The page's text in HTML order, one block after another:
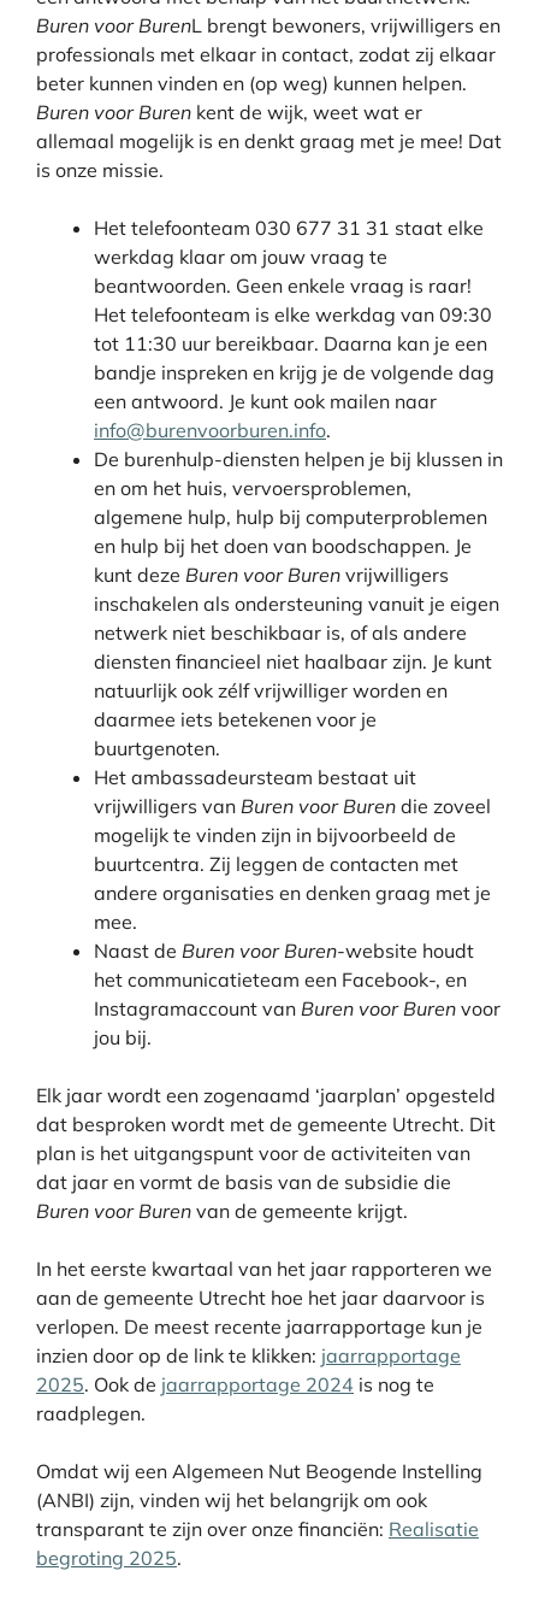
Buren voor BurenL brengt bewoners, vrijwilligers en
professionals met elkaar in contact, zodat zij elkaar
beter kunnen vinden en (op weg) kunnen helpen.
Buren voor Buren kent de wijk, weet wat er
allemaal mogelijk is en denkt graag met je mee! Dat
is onze missie.
Het telefoonteam 030 677 31 31 staat elke
werkdag klaar om jouw vraag te
beantwoorden. Geen enkele vraag is raar!
Het telefoonteam is elke werkdag van 09:30
tot 11:30 uur bereikbaar. Daarna kan je een
bandje inspreken en krijg je de volgende dag
een antwoord. Je kunt ook mailen naar
info@burenvoorburen.info.
De burenhulp-diensten helpen je bij klussen in
en om het huis, vervoersproblemen,
algemene hulp, hulp bij computerproblemen
en hulp bij het doen van boodschappen. Je
kunt deze Buren voor Buren vrijwilligers
inschakelen als ondersteuning vanuit je eigen
netwerk niet beschikbaar is, of als andere
diensten financieel niet haalbaar zijn. Je kunt
natuurlijk ook zélf vrijwilliger worden en
daarmee iets betekenen voor je
buurtgenoten.
Het ambassadeursteam bestaat uit
vrijwilligers van Buren voor Buren die zoveel
mogelijk te vinden zijn in bijvoorbeeld de
buurtcentra. Zij leggen de contacten met
andere organisaties en denken graag met je
mee.
Naast de Buren voor Buren-website houdt
het communicatieteam een Facebook-, en
Instagramaccount van Buren voor Buren voor
jou bij.
Elk jaar wordt een zogenaamd ‘jaarplan’ opgesteld
dat besproken wordt met de gemeente Utrecht. Dit
plan is het uitgangspunt voor de activiteiten van
dat jaar en vormt de basis van de subsidie die
Buren voor Buren van de gemeente krijgt.
In het eerste kwartaal van het jaar rapporteren we
aan de gemeente Utrecht hoe het jaar daarvoor is
verlopen. De meest recente jaarrapportage kun je
inzien door op de link te klikken: jaarrapportage
2025. Ook de jaarrapportage 2024 is nog te
raadplegen.
Omdat wij een Algemeen Nut Beogende Instelling
(ANBI) zijn, vinden wij het belangrijk om ook
transparant te zijn over onze financiën: Realisatie
begroting 2025.